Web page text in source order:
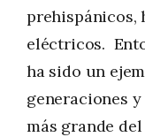
prehispánicos,
eléctricos.
ha sido un
generaciones
más grande